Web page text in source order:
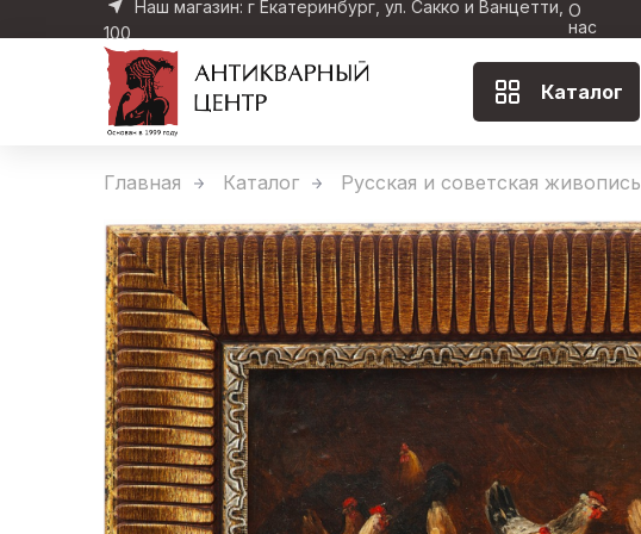
Наш магазин: г Екатеринбург, ул. Сакко и Ванцетти,
100
О
нас
Каталог
Главная Каталог Русская и советская живопись